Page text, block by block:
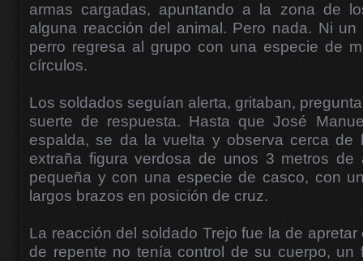
armas cargadas, apuntando a la zona de
alguna reacción del animal. Pero nada. Ni
perro regresa al grupo con una especie de
círculos.
Los soldados seguían alerta, gritaban,
suerte de respuesta. Hasta que José
espalda, se da la vuelta y observa cerca de
extraña figura verdosa de unos 3 metros de
pequeña y con una especie de casco, con
largos brazos en posición de cruz.
La reacción del soldado Trejo fue la de
de repente no tenía control de su cuerpo, un